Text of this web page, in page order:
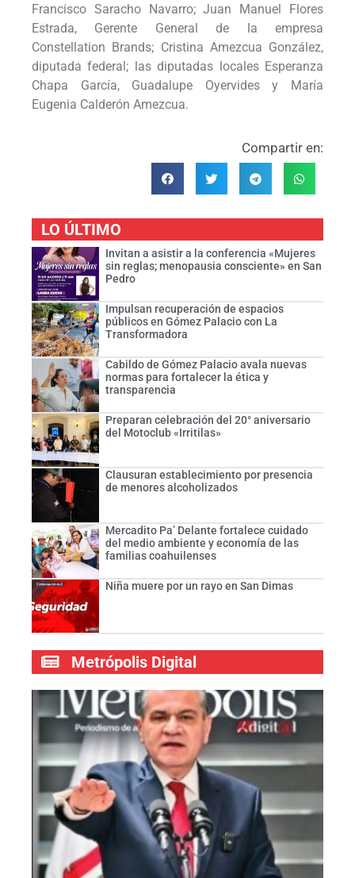
Francisco Saracho Navarro; Juan Manuel Flores
Estrada, Gerente General de la empresa
Constellation Brands; Cristina Amezcua González,
diputada federal; las diputadas locales Esperanza
Chapa García, Guadalupe Oyervides y María
Eugenia Calderón Amezcua.
Compartir en:
LO ÚLTIMO
Invitan a asistir a la conferencia «Mujeres
sin reglas; menopausia consciente» en San
Pedro
Impulsan recuperación de espacios
públicos en Gómez Palacio con La
Transformadora
Cabildo de Gómez Palacio avala nuevas
normas para fortalecer la ética y
transparencia
Preparan celebración del 20° aniversario
del Motoclub «Irritilas»
Clausuran establecimiento por presencia
de menores alcoholizados
Mercadito Pa’ Delante fortalece cuidado
del medio ambiente y economía de las
familias coahuilenses
Niña muere por un rayo en San Dimas
Metrópolis Digital